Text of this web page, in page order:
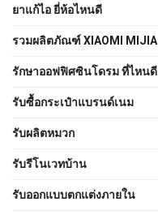
ยาแก้ไอ ยี่ห้อไหนดี
รวมผลิตภัณฑ์ XIAOMI MIJIA
รักษาออฟฟิศซินโดรม ที่ไหนดี
รับซื้อกระเป๋าแบรนด์เนม
รับผลิตหมวก
รับรีโนเวทบ้าน
รับออกแบบตกแต่งภายใน